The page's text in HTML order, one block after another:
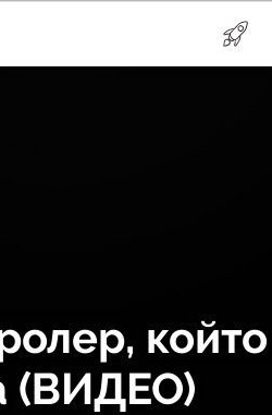
който
(ВИДЕО)